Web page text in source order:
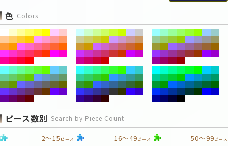
色 Colors
ピース数別 Search by Piece Count
2～15 ピース 16～49ピース 50～99ピース